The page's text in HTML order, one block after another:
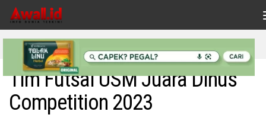
Skip to content
INDONESIAKU/NASIONAL
Tim Futsal USM Juara Dinus
Competition 2023